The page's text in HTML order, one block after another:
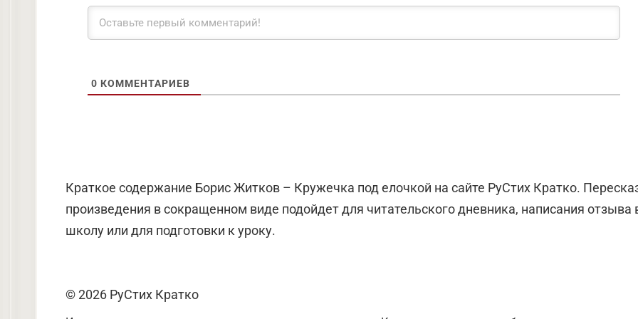
0 КОММЕНТАРИЕВ
Краткое содержание Борис Житков – Кружечка под елочкой на сайте РуСтих Кратко.
произведения в сокращенном виде подойдет для читательского дневника, написания отзыва
школу или для подготовки к уроку.
© 2026 РуСтих Кратко